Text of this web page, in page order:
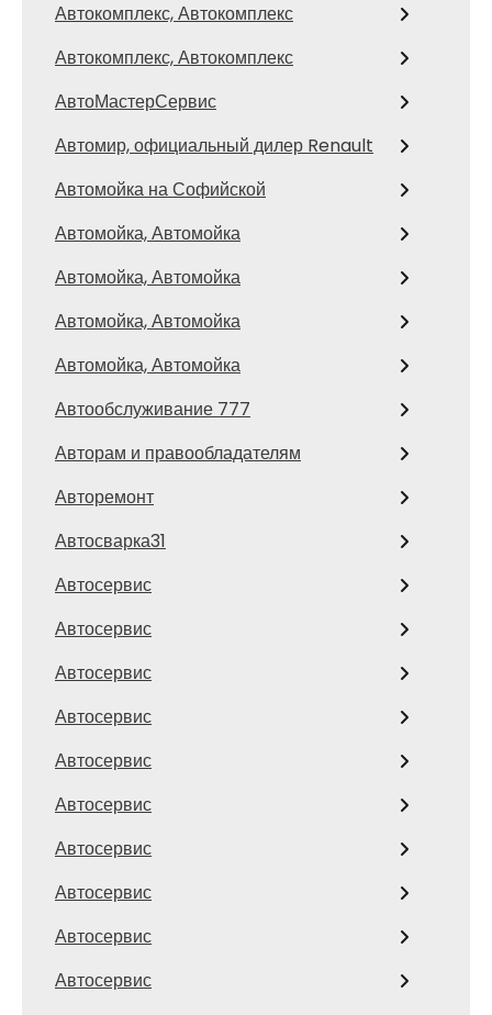
Автокомплекс, Автокомплекс
Автокомплекс, Автокомплекс
АвтоМастерСервис
Автомир, официальный дилер Renault
Автомойка на Софийской
Автомойка, Автомойка
Автомойка, Автомойка
Автомойка, Автомойка
Автомойка, Автомойка
Автообслуживание 777
Авторам и правообладателям
Авторемонт
Автосварка31
Автосервис
Автосервис
Автосервис
Автосервис
Автосервис
Автосервис
Автосервис
Автосервис
Автосервис
Автосервис